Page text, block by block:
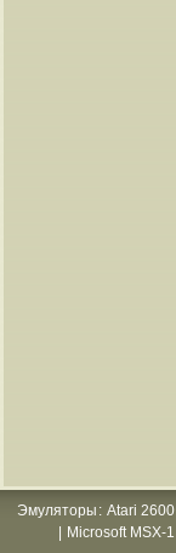
Эмуляторы : Atari 2600
Microsoft MSX-1